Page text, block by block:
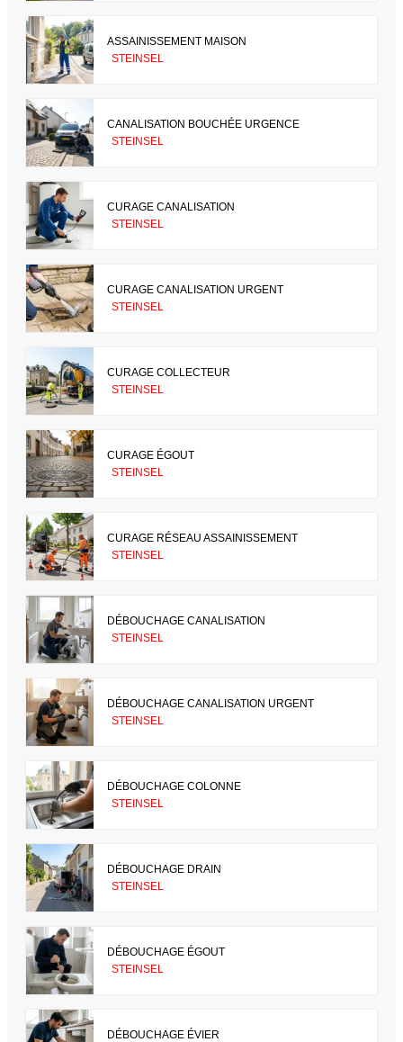
ASSAINISSEMENT MAISON
STEINSEL
CANALISATION BOUCHÉE URGENCE
STEINSEL
CURAGE CANALISATION
STEINSEL
CURAGE CANALISATION URGENT
STEINSEL
CURAGE COLLECTEUR
STEINSEL
CURAGE ÉGOUT
STEINSEL
CURAGE RÉSEAU ASSAINISSEMENT
STEINSEL
DÉBOUCHAGE CANALISATION
STEINSEL
DÉBOUCHAGE CANALISATION URGENT
STEINSEL
DÉBOUCHAGE COLONNE
STEINSEL
DÉBOUCHAGE DRAIN
STEINSEL
DÉBOUCHAGE ÉGOUT
STEINSEL
DÉBOUCHAGE ÉVIER